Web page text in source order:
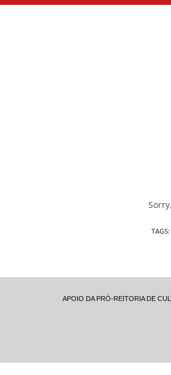
TAGS:
APOIO DA PRÓ-REITORIA DE